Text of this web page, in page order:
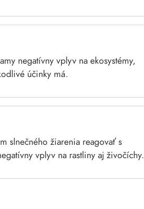
negatívny vplyv na ekosystémy,
účinky má.
slnečného žiarenia reagovať s
vplyv na rastliny aj živočíchy.